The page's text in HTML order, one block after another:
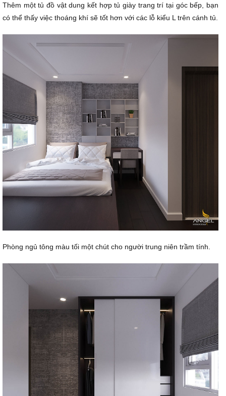
Thêm một tủ đồ vật dung kết hợp tủ giày trang trí tại góc bếp, bạn
có thể thấy việc thoáng khí sẽ tốt hơn với các lỗ kiểu L trên cánh tủ.
Phòng ngủ tông màu tối một chút cho người trung niên trầm tính.